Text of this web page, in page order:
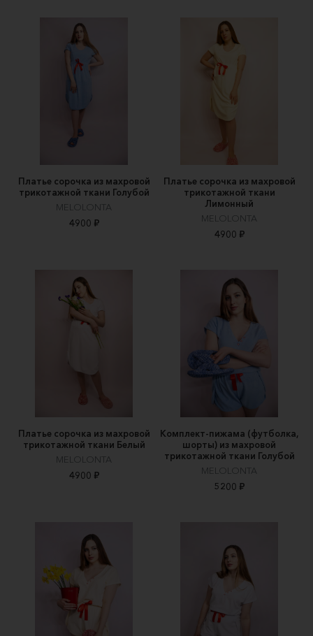
Платье сорочка из махровой
трикотажной ткани Голубой
MELOLONTA
4900 ₽
Платье сорочка из махровой
трикотажной ткани
Лимонный
MELOLONTA
4900 ₽
Платье сорочка из махровой
трикотажной ткани Белый
MELOLONTA
4900 ₽
Комплект-пижама (футболка,
шорты) из махровой
трикотажной ткани Голубой
MELOLONTA
5200 ₽